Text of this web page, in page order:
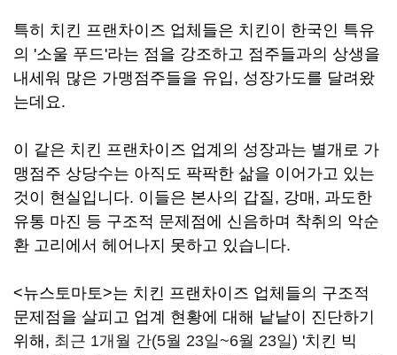
특히 치킨 프랜차이즈 업체들은 치킨이 한국인 특유
의 '소울 푸드'라는 점을 강조하고 점주들과의 상생을
내세워 많은 가맹점주들을 유입, 성장가도를 달려왔
는데요.
이 같은 치킨 프랜차이즈 업계의 성장과는 별개로 가
맹점주 상당수는 아직도 팍팍한 삶을 이어가고 있는
것이 현실입니다. 이들은 본사의 갑질, 강매, 과도한
유통 마진 등 구조적 문제점에 신음하며 착취의 악순
환 고리에서 헤어나지 못하고 있습니다.
<뉴스토마토>는 치킨 프랜차이즈 업체들의 구조적
문제점을 살피고 업계 현황에 대해 낱낱이 진단하기
위해, 최근 1개월 간(5월 23일~6월 23일) '치킨 빅